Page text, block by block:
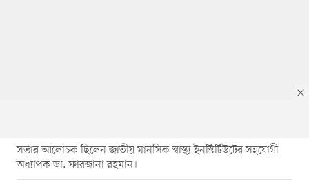
সভার আলোচক ছিলেন জাতীয় মানসিক স্বাস্থ্য ইনস্টিটিউটের সহযোগী
অধ্যাপক ডা. ফারজানা রহমান।